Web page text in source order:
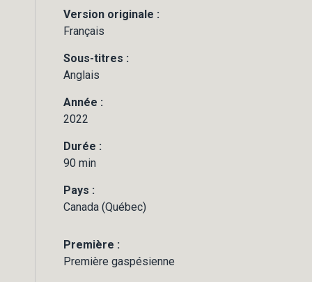
Version originale :
Français
Sous-titres :
Anglais
Année :
2022
Durée :
90 min
Pays :
Canada (Québec)
Première :
Première gaspésienne